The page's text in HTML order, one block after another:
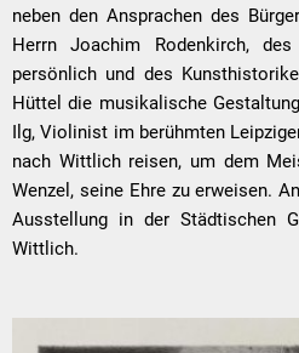
neben den Ansprachen des
Herrn Joachim Rodenkirch,
persönlich und des
Hüttel die musikalische
Ilg, Violinist im berühmten
nach Wittlich reisen, um dem
Wenzel, seine Ehre zu erweisen.
Ausstellung in der Städtischen
Wittlich.